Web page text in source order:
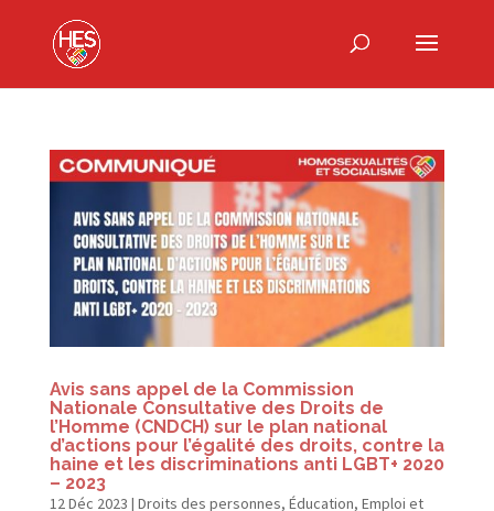
Avis sans appel de la Commission
Nationale Consultative des Droits de
l’Homme (CNDCH) sur le plan national
d’actions pour l’égalité des droits, contre la
haine et les discriminations anti LGBT+ 2020
– 2023
12 Déc 2023 | Droits des personnes, Éducation, Emploi et